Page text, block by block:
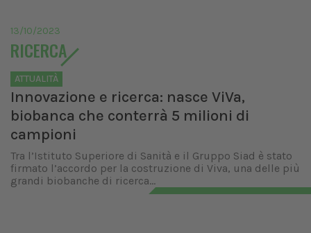
13/10/2023
RICERCA
ATTUALITÀ
Innovazione e ricerca: nasce ViVa,
biobanca che conterrà 5 milioni di
campioni
Tra l’Istituto Superiore di Sanità e il Gruppo Siad è stato
firmato l’accordo per la costruzione di Viva, una delle più
grandi biobanche di ricerca...